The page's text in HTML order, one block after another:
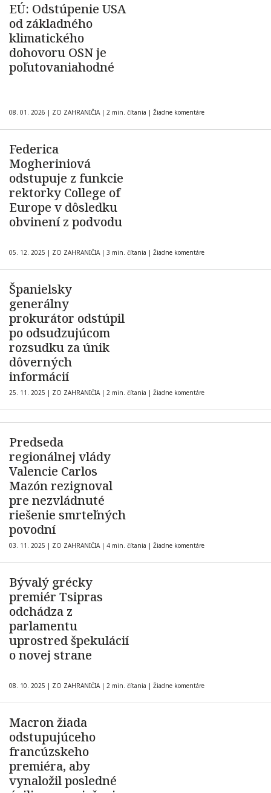
EÚ: Odstúpenie USA
od základného
klimatického
dohovoru OSN je
poľutovaniahodné
08. 01. 2026 | ZO ZAHRANIČIA | 2 min. čítania | Žiadne komentáre
Federica
Mogheriniová
odstupuje z funkcie
rektorky College of
Europe v dôsledku
obvinení z podvodu
05. 12. 2025 | ZO ZAHRANIČIA | 3 min. čítania | Žiadne komentáre
Španielsky
generálny
prokurátor odstúpil
po odsudzujúcom
rozsudku za únik
dôverných
informácií
25. 11. 2025 | ZO ZAHRANIČIA | 2 min. čítania | Žiadne komentáre
Predseda
regionálnej vlády
Valencie Carlos
Mazón rezignoval
pre nezvládnuté
riešenie smrteľných
povodní
03. 11. 2025 | ZO ZAHRANIČIA | 4 min. čítania | Žiadne komentáre
Bývalý grécky
premiér Tsipras
odchádza z
parlamentu
uprostred špekulácií
o novej strane
08. 10. 2025 | ZO ZAHRANIČIA | 2 min. čítania | Žiadne komentáre
Macron žiada
odstupujúceho
francúzskeho
premiéra, aby
vynaložil posledné